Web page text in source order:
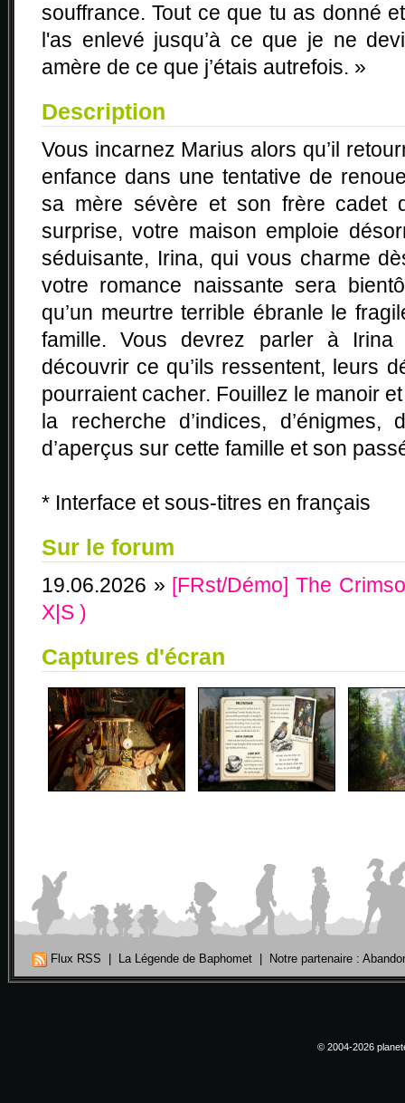
souffrance. Tout ce que tu as donné
l'as enlevé jusqu’à ce que je ne
amère de ce que j’étais autrefois. »
Description
Vous incarnez Marius alors qu’il
enfance dans une tentative de
sa mère sévère et son frère cadet
surprise, votre maison emploie
séduisante, Irina, qui vous charme
votre romance naissante sera
qu’un meurtre terrible ébranle le
famille. Vous devrez parler à
découvrir ce qu’ils ressentent, leurs
pourraient cacher. Fouillez le manoir
la recherche d’indices,
d’aperçus sur cette famille et son
* Interface et sous-titres en français
Sur le forum
19.06.2026 » [FRst/Démo] The
X|S )
Captures d'écran
Flux RSS La Légende de Baphomet Notre partenaire :
© 2004-2026